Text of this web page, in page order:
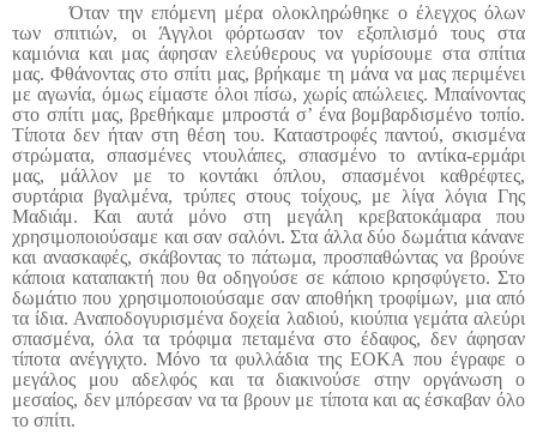
Όταν την επόμενη μέρα ολοκληρώθηκε ο έλεγχος όλων
των σπιτιών, οι Άγγλοι φόρτωσαν τον εξοπλισμό τους στα
καμιόνια και μας άφησαν ελεύθερους να γυρίσουμε στα σπίτια
μας. Φθάνοντας στο σπίτι μας, βρήκαμε τη μάνα να μας περιμένει
με αγωνία, όμως είμαστε όλοι πίσω, χωρίς απώλειες. Μπαίνοντας
στο σπίτι μας, βρεθήκαμε μπροστά σ’ ένα βομβαρδισμένο τοπίο.
Τίποτα δεν ήταν στη θέση του. Καταστροφές παντού, σκισμένα
στρώματα, σπασμένες ντουλάπες, σπασμένο το αντίκα-ερμάρι
μας, μάλλον με το κοντάκι όπλου, σπασμένοι καθρέφτες,
συρτάρια βγαλμένα, τρύπες στους τοίχους, με λίγα λόγια Γης
Μαδιάμ. Και αυτά μόνο στη μεγάλη κρεβατοκάμαρα που
χρησιμοποιούσαμε και σαν σαλόνι. Στα άλλα δύο δωμάτια κάνανε
και ανασκαφές, σκάβοντας το πάτωμα, προσπαθώντας να βρούνε
κάποια καταπακτή που θα οδηγούσε σε κάποιο κρησφύγετο. Στο
δωμάτιο που χρησιμοποιούσαμε σαν αποθήκη τροφίμων, μια από
τα ίδια. Αναποδογυρισμένα δοχεία λαδιού, κιούπια γεμάτα αλεύρι
σπασμένα, όλα τα τρόφιμα πεταμένα στο έδαφος, δεν άφησαν
τίποτα ανέγγιχτο. Μόνο τα φυλλάδια της ΕΟΚΑ που έγραφε ο
μεγάλος μου αδελφός και τα διακινούσε στην οργάνωση ο
μεσαίος, δεν μπόρεσαν να τα βρουν με τίποτα και ας έσκαβαν όλο
το σπίτι.